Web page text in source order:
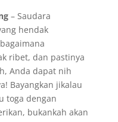
– Saudara
hendak
ribet, dan pastinya
Anda dapat nih
Bayangkan jikalau
toga dengan
bukankah akan